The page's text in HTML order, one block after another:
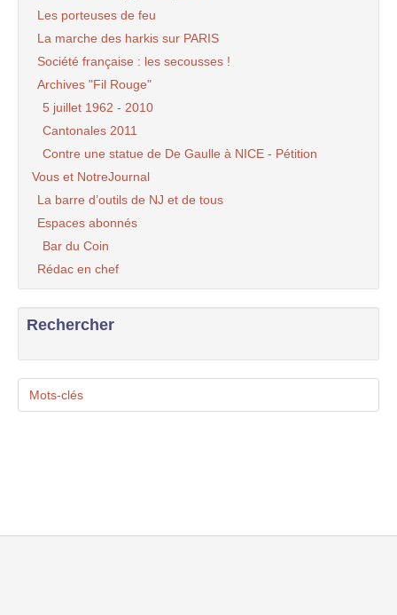
Les porteuses de feu
La marche des harkis sur PARIS
Société française : les secousses !
Archives "Fil Rouge"
5 juillet 1962 - 2010
Cantonales 2011
Contre une statue de De Gaulle à NICE - Pétition
Vous et NotreJournal
La barre d’outils de NJ et de tous
Espaces abonnés
Bar du Coin
Rédac en chef
Rechercher
Mots-clés